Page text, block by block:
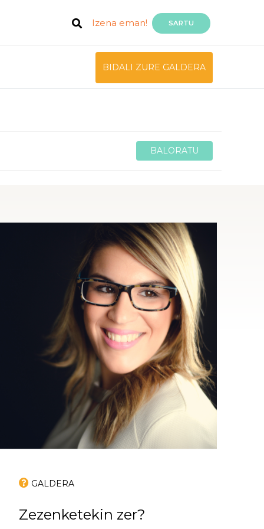
Izena eman! SARTU
BIDALI ZURE GALDERA
BALORATU
GALDERA
Zezenketekin zer?